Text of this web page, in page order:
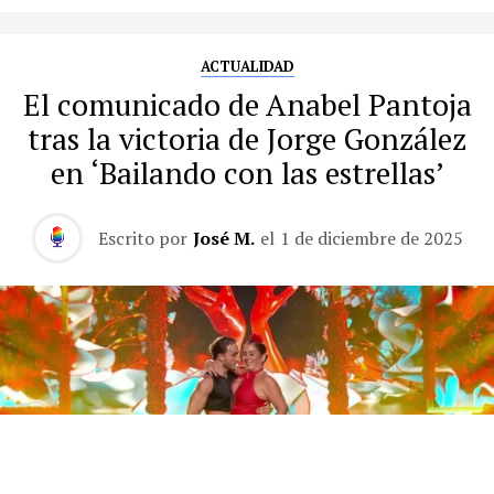
ACTUALIDAD
El comunicado de Anabel Pantoja
tras la victoria de Jorge González
en ‘Bailando con las estrellas’
Escrito por José M. el 1 de diciembre de 2025